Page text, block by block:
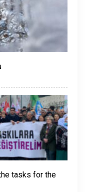
tasks for the